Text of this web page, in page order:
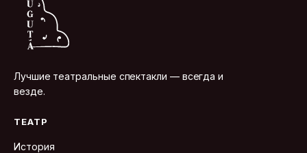
Лучшие театральные спектакли — всегда и
везде.
ТЕАТР
История